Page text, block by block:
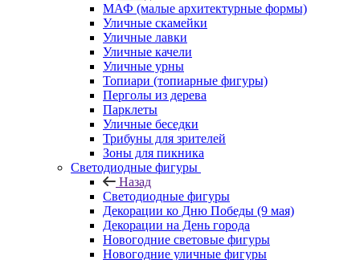
МАФ (малые архитектурные формы)
Уличные скамейки
Уличные лавки
Уличные качели
Уличные урны
Топиари (топиарные фигуры)
Перголы из дерева
Парклеты
Уличные беседки
Трибуны для зрителей
Зоны для пикника
Светодиодные фигуры
Назад
Светодиодные фигуры
Декорации ко Дню Победы (9 мая)
Декорации на День города
Новогодние световые фигуры
Новогодние уличные фигуры